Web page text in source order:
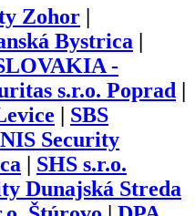
Zohor
Bystrica
-
s.r.o. Poprad
SBS
Security
SHS s.r.o.
Dunajská Streda